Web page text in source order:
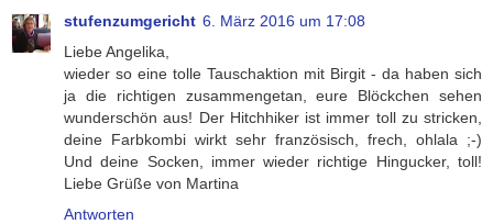
stufenzumgericht 6. März 2016 um 17:08
Liebe Angelika,
wieder so eine tolle Tauschaktion mit Birgit - da haben sich
ja die richtigen zusammengetan, eure Blöckchen sehen
wunderschön aus! Der Hitchhiker ist immer toll zu stricken,
deine Farbkombi wirkt sehr französisch, frech, ohlala ;-)
Und deine Socken, immer wieder richtige Hingucker, toll!
Liebe Grüße von Martina
Antworten